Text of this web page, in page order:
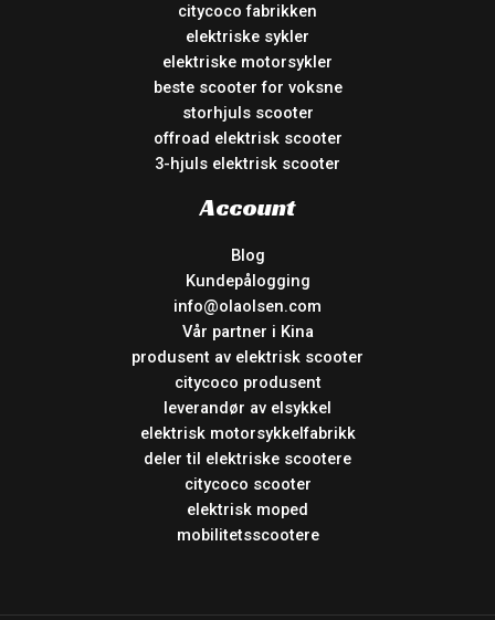
citycoco fabrikken
elektriske sykler
elektriske motorsykler
beste scooter for voksne
storhjuls scooter
offroad elektrisk scooter
3-hjuls elektrisk scooter
Account
Blog
Kundepålogging
info@olaolsen.com
Vår partner i Kina
produsent av elektrisk scooter
citycoco produsent
leverandør av elsykkel
elektrisk motorsykkelfabrikk
deler til elektriske scootere
citycoco scooter
elektrisk moped
mobilitetsscootere